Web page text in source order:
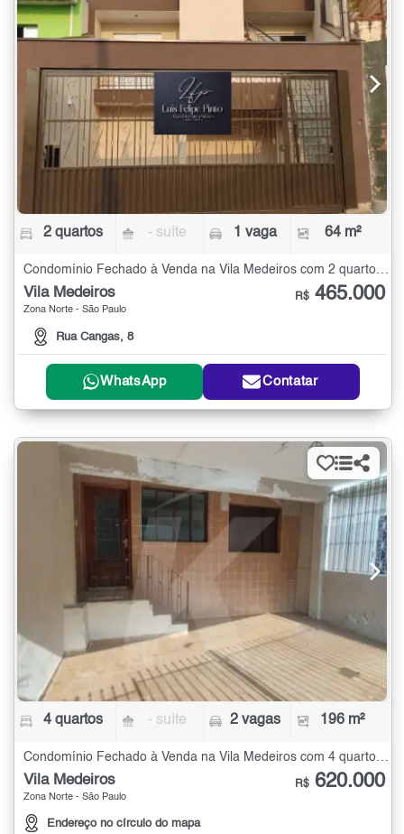
2 quartos - suíte 1 vaga 64 m²
Condomínio Fechado à Venda na Vila Medeiros com 2 quartos - 64 m²
Vila Medeiros
Zona Norte - São Paulo
Rua Cangas, 8
R$ 465.000
WhatsApp Contatar
4 quartos - suíte 2 vagas 196 m²
Vila Medeiros
Zona Norte - São Paulo
Endereço no círculo do mapa
R$ 620.000